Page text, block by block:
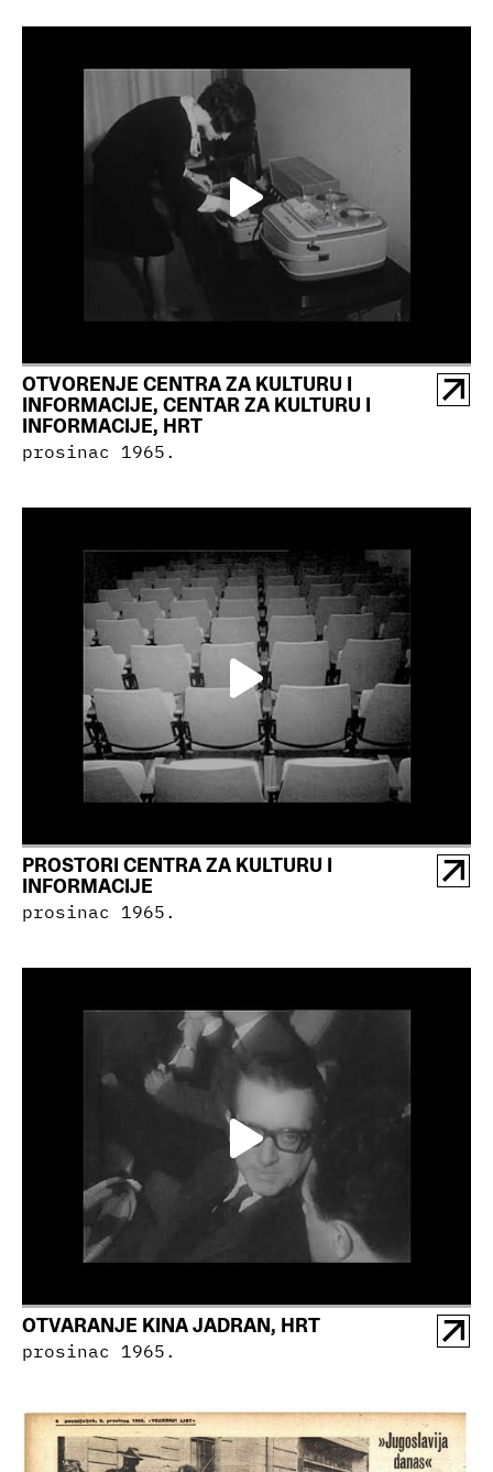
OTVORENJE CENTRA ZA KULTURU I
INFORMACIJE, CENTAR ZA KULTURU I
INFORMACIJE, HRT
prosinac 1965.
PROSTORI CENTRA ZA KULTURU I
INFORMACIJE
prosinac 1965.
OTVARANJE KINA JADRAN, HRT
prosinac 1965.